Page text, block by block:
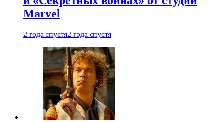
Marvel
2 года спустя2 года спустя